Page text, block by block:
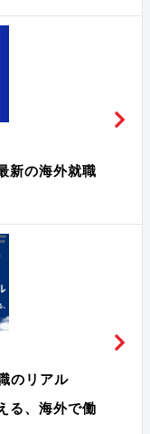
新の海外就職
のリアル
る、海外で働